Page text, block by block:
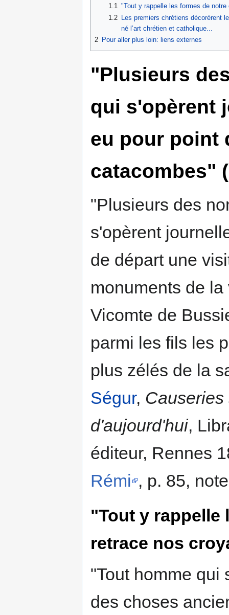
1.1 "Tout y rappelle les formes de
1.2
Les premiers chrétiens décorèrent
né l’art chrétien et catholique...
2 Pour aller plus loin: liens externes
"Plusieurs
qui s'opèrent
eu pour point
catacombes" (
"Plusieurs des
s'opèrent
de départ une
monuments de
Vicomte de
parmi les fils les
plus zélés de la
Ségur, Causeries
d'aujourd'hui,
éditeur, Rennes
Rémi , p. 85,
"Tout y rappelle
retrace nos
"Tout homme qui
des choses